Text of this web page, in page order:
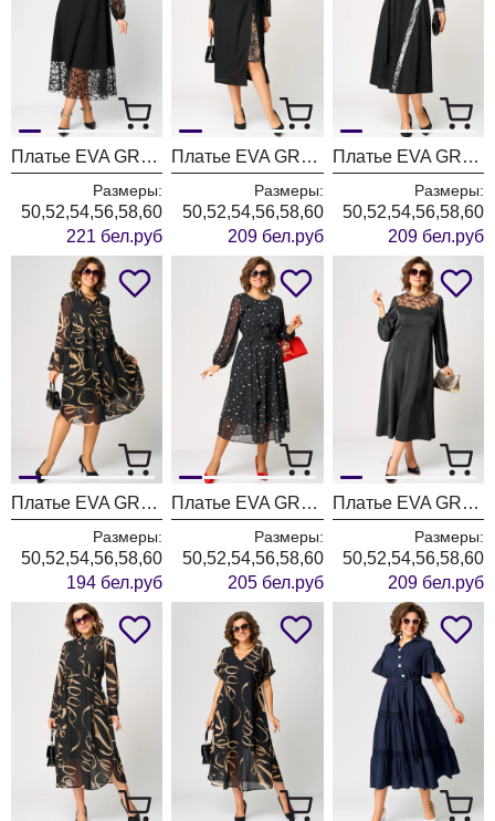
Платье EVA GRANT 7225Д черный
Размеры:
50,52,54,56,58,60
221 бел.руб
Платье EVA GRANT 7220Б принт капучино
Размеры:
50,52,54,56,58,60
209 бел.руб
Платье EVA GRANT 7220Н черный + серый
Размеры:
50,52,54,56,58,60
209 бел.руб
Платье EVA GRANT 7122 принт ленты
Размеры:
50,52,54,56,58,60
194 бел.руб
Платье EVA GRANT 7177 горох
Размеры:
50,52,54,56,58,60
205 бел.руб
Платье EVA GRANT 7268 В черный
Размеры:
50,52,54,56,58,60
209 бел.руб